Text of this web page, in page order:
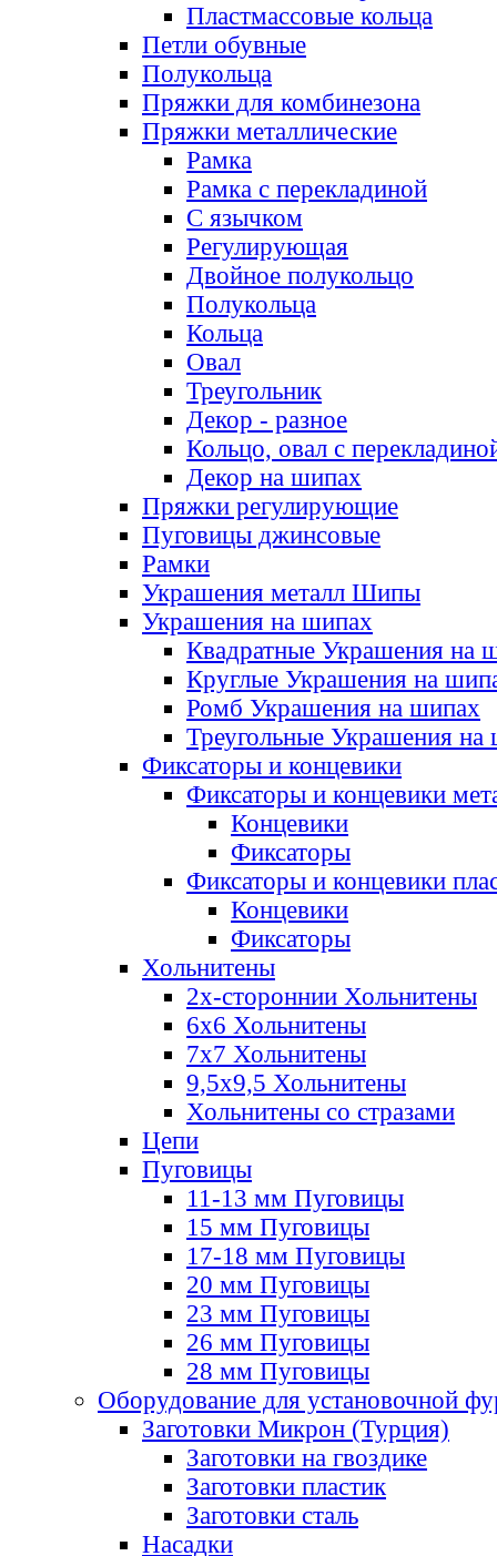
Пластмассовые кольца
Петли обувные
Полукольца
Пряжки для комбинезона
Пряжки металлические
Рамка
Рамка с перекладиной
С язычком
Регулирующая
Двойное полукольцо
Полукольца
Кольца
Овал
Треугольник
Декор - разное
Кольцо, овал с
Декор на шипах
Пряжки регулирующие
Пуговицы джинсовые
Рамки
Украшения металл Шипы
Украшения на шипах
Квадратные Украшения на
Круглые Украшения на
Ромб Украшения на шипах
Треугольные Украшения на
Фиксаторы и концевики
Фиксаторы и концевики
Концевики
Фиксаторы
Фиксаторы и концевики
Концевики
Фиксаторы
Хольнитены
2х-стороннии Хольнитены
6х6 Хольнитены
7х7 Хольнитены
9,5х9,5 Хольнитены
Хольнитены со стразами
Цепи
Пуговицы
11-13 мм Пуговицы
15 мм Пуговицы
17-18 мм Пуговицы
20 мм Пуговицы
23 мм Пуговицы
26 мм Пуговицы
28 мм Пуговицы
Оборудование для установочной
Заготовки Микрон (Турция)
Заготовки на гвоздике
Заготовки пластик
Заготовки сталь
Насадки